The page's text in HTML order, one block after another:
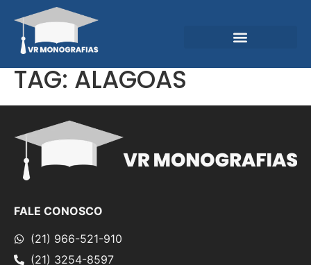
TAG:ALAGOAS
FALE CONOSCO
(21) 966-521-910
(21) 3254-8597